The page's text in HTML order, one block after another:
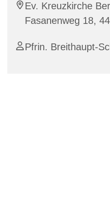
Ev. Kreuzkirche
Fasanenweg 18,
Pfrin. Breithaupt-